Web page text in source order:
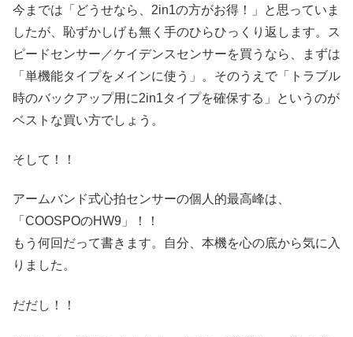
今までは「どうせなら、2in1の方がお得！」と思っていま
したが、恥ずかしげも無く手のひらひっくり返します。ス
ピードセンサー／ケイデンスセンサーを買うなら、まずは
「単機能タイプをメインに使う」。そのうえで「トラブル
時のバックアップ用に2in1タイプを確保する」というのが
ベストな買い方でしょう。
そして！！
アームバンド式心拍センサーの個人的最高峰は、
「COOSPOのHW9」！！
もう何回だって書きます。自分、本機を心の底から気に入
りました。
だだし！！